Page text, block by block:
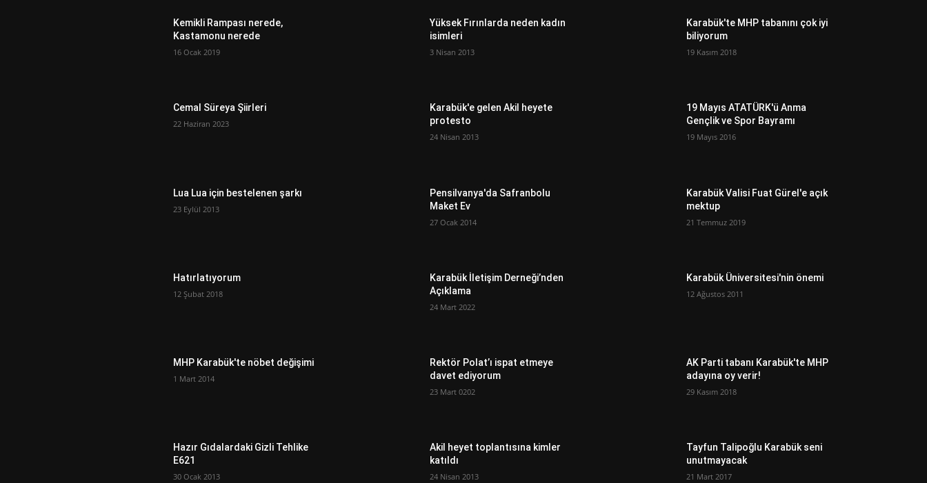
Kemikli Rampası nerede,
Kastamonu nerede
16 Ocak 2019
Cemal Süreya Şiirleri
22 Haziran 2023
Lua Lua için bestelenen şarkı
23 Eylül 2013
Hatırlatıyorum
12 Şubat 2018
MHP Karabük'te nöbet değişimi
1 Mart 2014
Hazır Gıdalardaki Gizli Tehlike
E621
30 Ocak 2013
Yüksek Fırınlarda neden kadın
isimleri
3 Nisan 2013
Karabük'e gelen Akil heyete
protesto
24 Nisan 2013
Pensilvanya'da Safranbolu
Maket Ev
27 Ocak 2014
Karabük İletişim Derneği’nden
Açıklama
24 Mart 2022
Rektör Polat’ı ispat etmeye
davet ediyorum
23 Mart 0202
Akil heyet toplantısına kimler
katıldı
24 Nisan 2013
Karabük'te MHP tabanını çok iyi
biliyorum
19 Kasım 2018
19 Mayıs ATATÜRK'ü Anma
Gençlik ve Spor Bayramı
19 Mayıs 2016
Karabük Valisi Fuat Gürel'e açık
mektup
21 Temmuz 2019
Karabük Üniversitesi'nin önemi
12 Ağustos 2011
AK Parti tabanı Karabük'te MHP
adayına oy verir!
29 Kasım 2018
Tayfun Talipoğlu Karabük seni
unutmayacak
21 Mart 2017